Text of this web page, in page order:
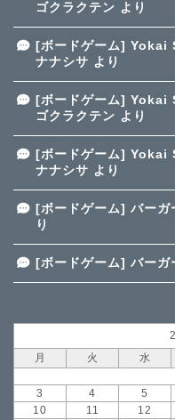
ゴクラクテン より
[ボードゲーム] Yokai
ナナシサ より
[ボードゲーム] Yokai
ゴクラクテン より
[ボードゲーム] Yokai
ナナシサ より
[ボードゲーム] バーガ
り
[ボードゲーム] バーガ
月
火 水
3
4 5
10
11 12